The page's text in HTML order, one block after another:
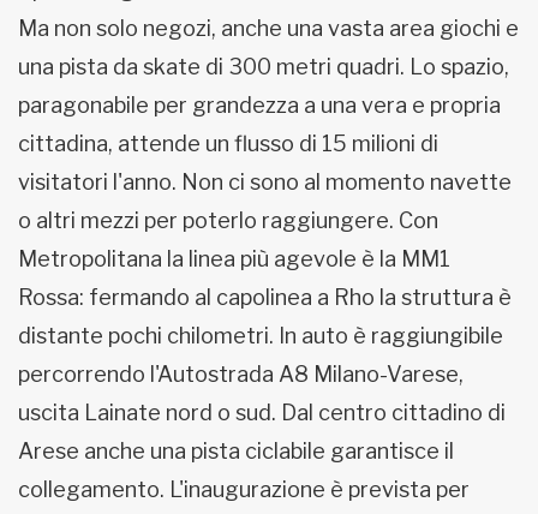
Ma non solo negozi, anche una vasta area giochi e
una pista da skate di 300 metri quadri. Lo spazio,
paragonabile per grandezza a una vera e propria
cittadina, attende un flusso di 15 milioni di
visitatori l'anno. Non ci sono al momento navette
o altri mezzi per poterlo raggiungere. Con
Metropolitana la linea più agevole è la MM1
Rossa: fermando al capolinea a Rho la struttura è
distante pochi chilometri. In auto è raggiungibile
percorrendo l'Autostrada A8 Milano-Varese,
uscita Lainate nord o sud. Dal centro cittadino di
Arese anche una pista ciclabile garantisce il
collegamento. L'inaugurazione è prevista per